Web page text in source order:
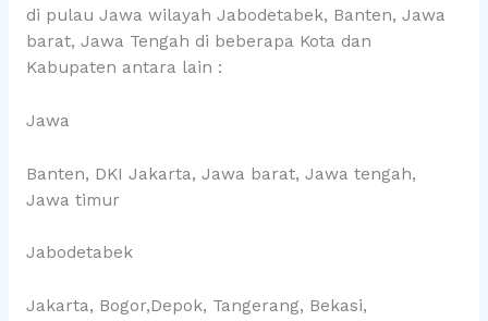
di pulau Jawa wilayah Jabodetabek, Banten, Jawa
barat, Jawa Tengah di beberapa Kota dan
Kabupaten antara lain :
Jawa
Banten, DKI Jakarta, Jawa barat, Jawa tengah,
Jawa timur
Jabodetabek
Jakarta, Bogor,Depok, Tangerang, Bekasi,